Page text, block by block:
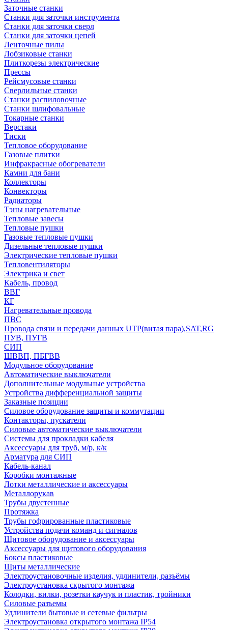
Заточные станки
Станки для заточки инструмента
Станки для заточки сверл
Станки для заточки цепей
Ленточные пилы
Лобзиковые станки
Плиткорезы электрические
Прессы
Рейсмусовые станки
Сверлильные станки
Станки распиловочные
Станки шлифовальные
Токарные станки
Верстаки
Тиски
Тепловое оборудование
Газовые плитки
Инфракрасные обогреватели
Камни для бани
Коллекторы
Конвекторы
Радиаторы
Тэны нагревательные
Тепловые завесы
Тепловые пушки
Газовые тепловые пушки
Дизельные тепловые пушки
Электрические тепловые пушки
Тепловентиляторы
Электрика и свет
Кабель, провод
ВВГ
КГ
Нагревательные провода
ПВС
Провода связи и передачи данных UTP(витая пара),SAT,RG
ПУВ, ПУГВ
СИП
ШВВП, ПБГВВ
Модульное оборудование
Автоматические выключатели
Дополнительные модульные устройства
Устройства дифференциальной защиты
Заказные позиции
Силовое оборудование защиты и коммутации
Контакторы, пускатели
Силовые автоматические выключатели
Системы для прокладки кабеля
Аксессуары для труб, м/р, к/к
Арматура для СИП
Кабель-канал
Коробки монтажные
Лотки металлические и аксессуары
Металлорукав
Трубы двустенные
Протяжка
Трубы гофрированные пластиковые
Устройства подачи команд и сигналов
Щитовое оборудование и аксессуары
Аксессуары для щитового оборудования
Боксы пластиковые
Щиты металлические
Электроустановочные изделия, удлинители, разъёмы
Электроустановка скрытого монтажа
Колодки, вилки, розетки каучук и пластик, тройники
Силовые разъемы
Удлинители бытовые и сетевые фильтры
Электроустановка открытого монтажа IP54